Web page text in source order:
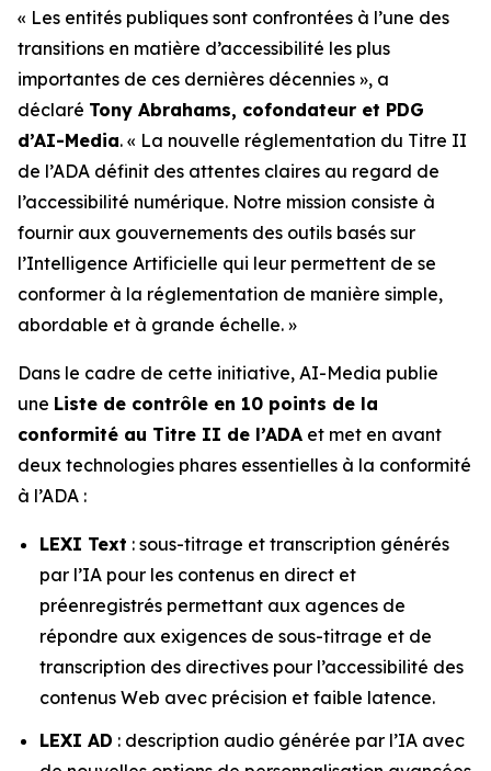
« Les entités publiques sont confrontées à l’une des
transitions en matière d’accessibilité les plus
importantes de ces dernières décennies », a
déclaré Tony Abrahams, cofondateur et PDG
d’AI-Media. « La nouvelle réglementation du Titre II
de l’ADA définit des attentes claires au regard de
l’accessibilité numérique. Notre mission consiste à
fournir aux gouvernements des outils basés sur
l’Intelligence Artificielle qui leur permettent de se
conformer à la réglementation de manière simple,
abordable et à grande échelle. »
Dans le cadre de cette initiative, AI-Media publie
une Liste de contrôle en 10 points de la
conformité au Titre II de l’ADA et met en avant
deux technologies phares essentielles à la conformité
à l’ADA :
LEXI Text : sous-titrage et transcription générés
par l’IA pour les contenus en direct et
préenregistrés permettant aux agences de
répondre aux exigences de sous-titrage et de
transcription des directives pour l’accessibilité des
contenus Web avec précision et faible latence.
LEXI AD : description audio générée par l’IA avec